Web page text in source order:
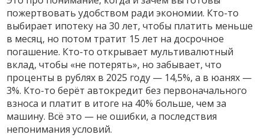
пожертвовать удобством ради экономии. Кто-то
выбирает ипотеку на 30 лет, чтобы платить меньше
в месяц, но потом тратит 15 лет на досрочное
погашение. Кто-то открывает мультивалютный
вклад, чтобы «не потерять», но забывает, что
проценты в рублях в 2025 году — 14,5%, а в юанях —
3%. Кто-то берёт автокредит без первоначального
взноса и платит в итоге на 40% больше, чем за
машину. Всё это — не ошибки, а последствия
непонимания условий.